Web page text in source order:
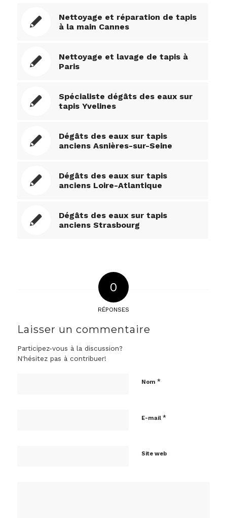
Nettoyage et réparation de tapis
à la main Cannes
Nettoyage et lavage de tapis à
Paris
Spécialiste dégâts des eaux sur
tapis Yvelines
Dégâts des eaux sur tapis
anciens Asnières-sur-Seine
Dégâts des eaux sur tapis
anciens Loire-Atlantique
Dégâts des eaux sur tapis
anciens Strasbourg
0
RÉPONSES
Laisser un commentaire
Participez-vous à la discussion?
N'hésitez pas à contribuer!
Nom *
E-mail *
Site web